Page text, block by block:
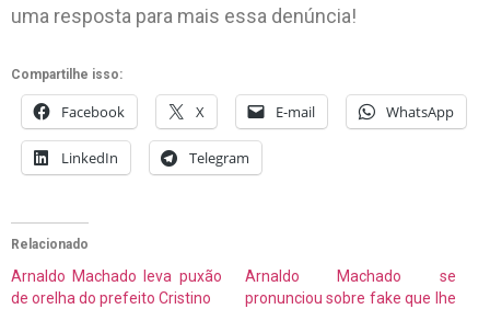
uma resposta para mais essa denúncia!
Compartilhe isso:
Facebook X E-mail WhatsApp
LinkedIn Telegram
Relacionado
Arnaldo Machado leva puxão
de orelha do prefeito Cristino
Arnaldo Machado se
pronunciou sobre fake que lhe